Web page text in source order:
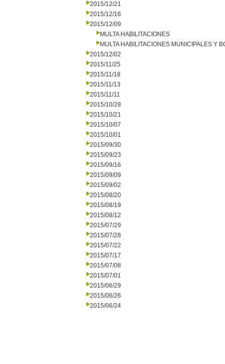
2015/12/21
2015/12/16
2015/12/09
MULTA HABILITACIONES
MULTA HABILITACIONES MUNICIPALES Y
2015/12/02
2015/11/25
2015/11/18
2015/11/13
2015/11/11
2015/10/28
2015/10/21
2015/10/07
2015/10/01
2015/09/30
2015/09/23
2015/09/16
2015/09/09
2015/09/02
2015/08/20
2015/08/19
2015/08/12
2015/07/29
2015/07/28
2015/07/22
2015/07/17
2015/07/08
2015/07/01
2015/06/29
2015/06/26
2015/06/24